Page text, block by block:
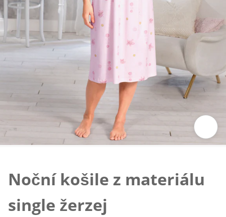
Noční košile z materiálu
single žerzej